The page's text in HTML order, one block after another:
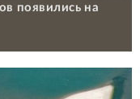
появились на